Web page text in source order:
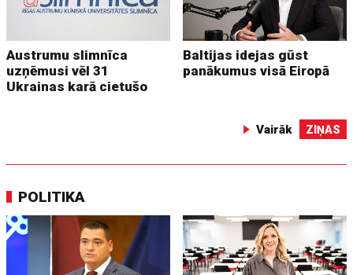
Austrumu slimnīca
uzņēmusi vēl 31
Ukrainas karā cietušo
Baltijas idejas gūst
panākumus visā Eiropā
Vairāk ZIŅAS
POLITIKA